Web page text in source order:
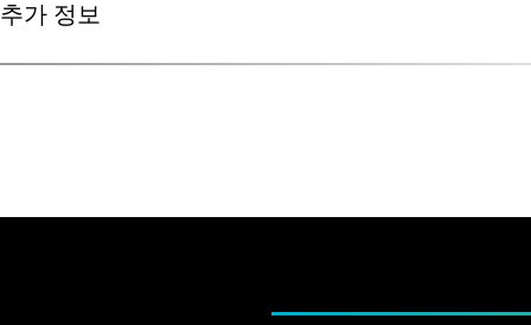
좌표 측정
교육 과정에서는 VG 아카데미에서 제공하는，선택된 트레이
VGSTUDIO MAX의 일반 시스템 요구사항을 만족하는 시스템
가격은 학습 플랫폼의 180일 접근 권한，교육 자료，그리고 수
추가 정보